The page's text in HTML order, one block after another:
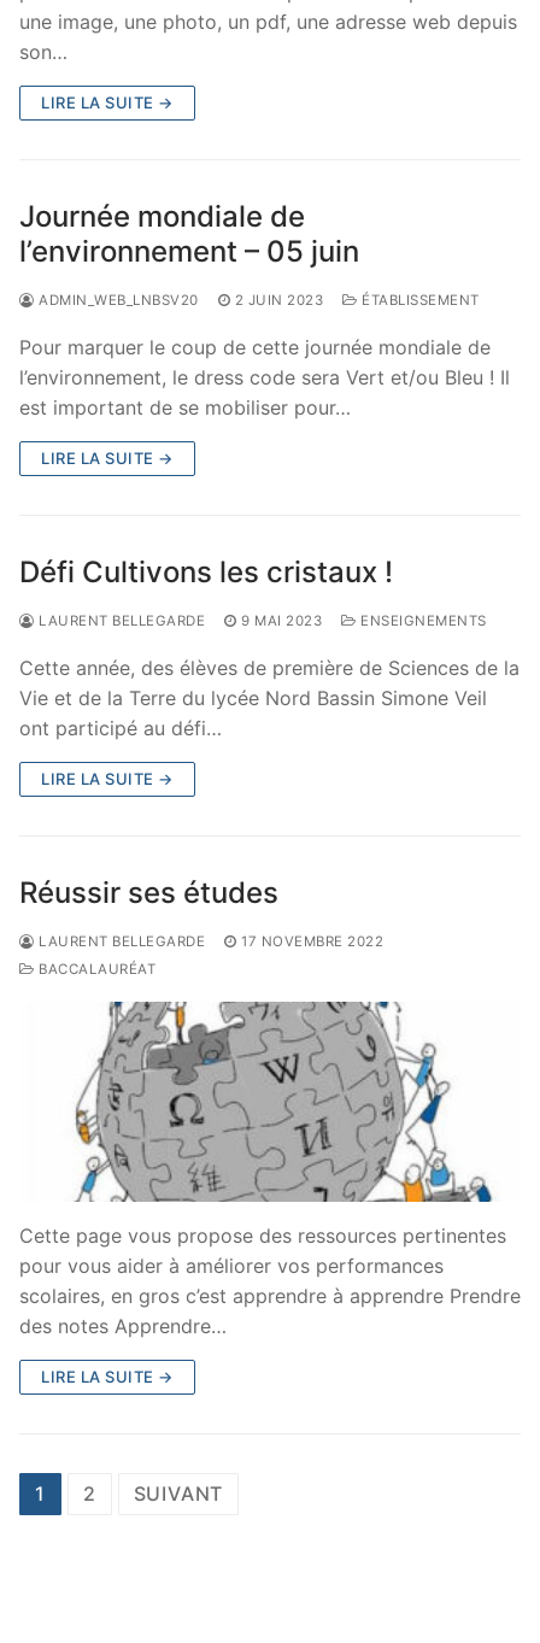
une image, une photo, un pdf, une adresse web depuis
son…
LIRE LA SUITE →
Journée mondiale de
l’environnement – 05 juin
ADMIN_WEB_LNBSV20 2 JUIN 2023 ÉTABLISSEMENT
Pour marquer le coup de cette journée mondiale de
l’environnement, le dress code sera Vert et/ou Bleu ! Il
est important de se mobiliser pour…
LIRE LA SUITE →
Défi Cultivons les cristaux !
LAURENT BELLEGARDE 9 MAI 2023 ENSEIGNEMENTS
Cette année, des élèves de première de Sciences de la
Vie et de la Terre du lycée Nord Bassin Simone Veil
ont participé au défi…
LIRE LA SUITE →
Réussir ses études
LAURENT BELLEGARDE
17 NOVEMBRE 2022
BACCALAURÉAT
Cette page vous propose des ressources pertinentes
pour vous aider à améliorer vos performances
scolaires, en gros c’est apprendre à apprendre Prendre
des notes Apprendre…
LIRE LA SUITE →
Navigation
1 2 SUIVANT